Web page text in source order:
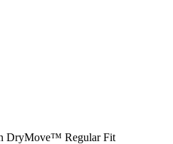
DryMove™ Regular Fit